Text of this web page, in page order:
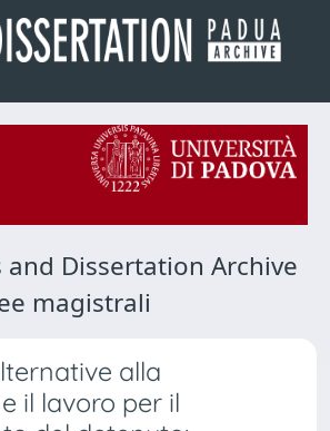
and Dissertation Archive
magistrali
alla
il lavoro per il